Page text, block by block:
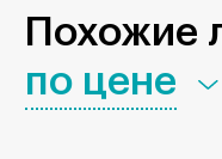
Похожие
по цене